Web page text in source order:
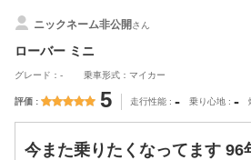
ニックネーム非公開さん
ローバー ミニ
グレード：- 乗車形式：マイカー
評価 5 走行性能 - 乗り心地 -
今また乗りたくなってます